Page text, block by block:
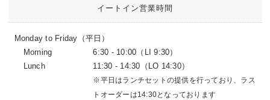
イートイン営業時間
Monday to Friday（平日）
Morning
6:30 - 10:00（LI 9:30）
Lunch
11:30 - 14:30（LO 14:30）
※平日はランチセットの提供を行っており、ラス
トオーダーは14:30となっております